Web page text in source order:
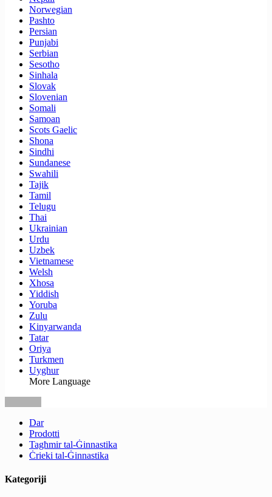
Norwegian
Pashto
Persian
Punjabi
Serbian
Sesotho
Sinhala
Slovak
Slovenian
Somali
Samoan
Scots Gaelic
Shona
Sindhi
Sundanese
Swahili
Tajik
Tamil
Telugu
Thai
Ukrainian
Urdu
Uzbek
Vietnamese
Welsh
Xhosa
Yiddish
Yoruba
Zulu
Kinyarwanda
Tatar
Oriya
Turkmen
Uyghur
More Language
Dar
Prodotti
Tagħmir tal-Ġinnastika
Ċrieki tal-Ġinnastika
Kategoriji